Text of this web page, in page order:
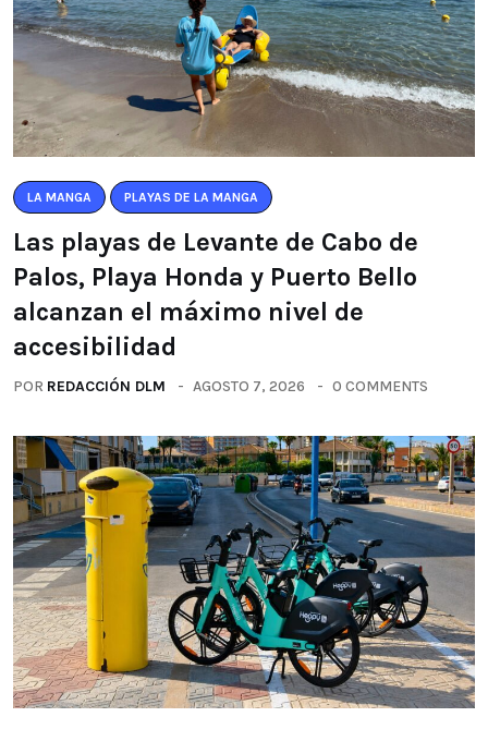
LA MANGA PLAYAS DE LA MANGA
Las playas de Levante de Cabo de
Palos, Playa Honda y Puerto Bello
alcanzan el máximo nivel de
accesibilidad
POR REDACCIÓN DLM AGOSTO 7, 2026 0 COMMENTS